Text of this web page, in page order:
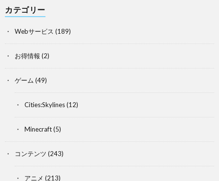
カテゴリー
Webサービス (189)
お得情報 (2)
ゲーム (49)
Cities:Skylines(12)
Minecraft(5)
コンテンツ (243)
アニメ (213)